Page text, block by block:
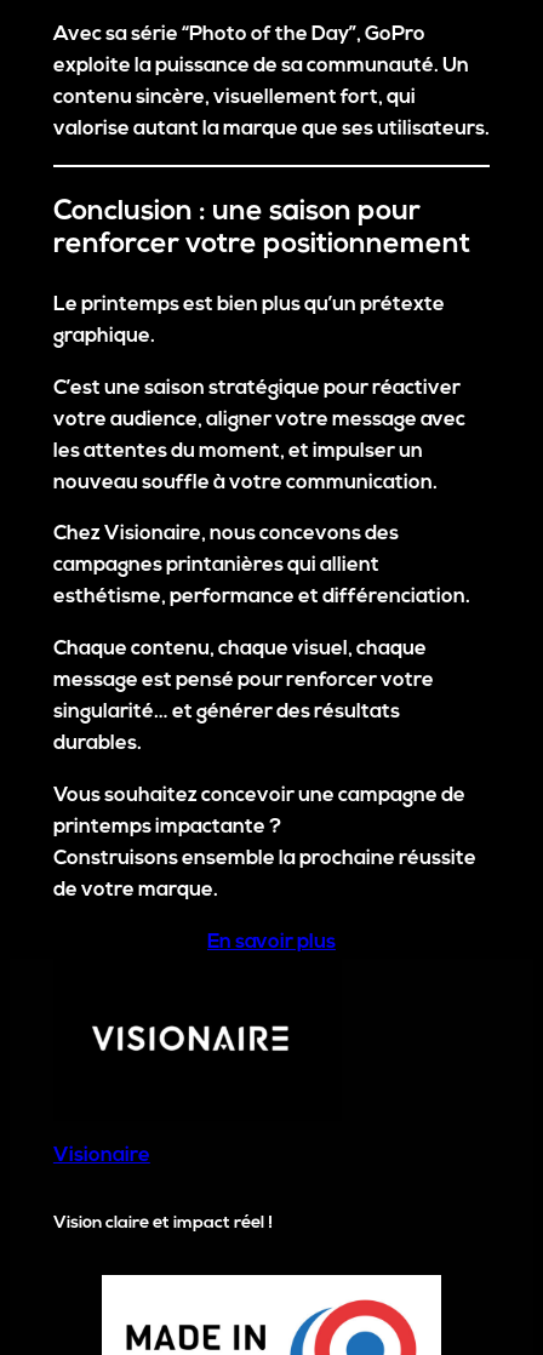
Avec sa série “Photo of the Day”, GoPro
exploite la puissance de sa communauté. Un
contenu sincère, visuellement fort, qui
valorise autant la marque que ses utilisateurs.
Conclusion : une saison pour
renforcer votre positionnement
Le printemps est bien plus qu’un prétexte
graphique.
C’est une saison stratégique pour réactiver
votre audience, aligner votre message avec
les attentes du moment, et impulser un
nouveau souffle à votre communication.
ChezVisionaire, nous concevons des
campagnes printanières qui allient
esthétisme, performance et différenciation.
Chaque contenu, chaque visuel, chaque
message est pensé pour renforcer votre
singularité… et générer des résultats
durables.
Vous souhaitez concevoir une campagne de
printemps impactante ?
Construisons ensemble la prochaine réussite
de votre marque.
En savoir plus
Visionaire
Vision claire et impact réel !